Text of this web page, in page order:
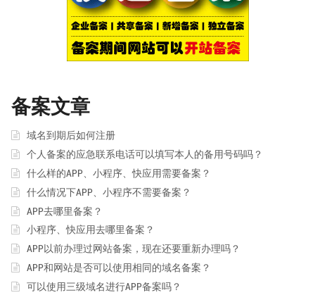
备案文章
域名到期后如何注册
个人备案的应急联系电话可以填写本人的备用号码吗？
什么样的APP、小程序、快应用需要备案？
什么情况下APP、小程序不需要备案？
APP去哪里备案？
小程序、快应用去哪里备案？
APP以前办理过网站备案，现在还要重新办理吗？
APP和网站是否可以使用相同的域名备案？
可以使用三级域名进行APP备案吗？